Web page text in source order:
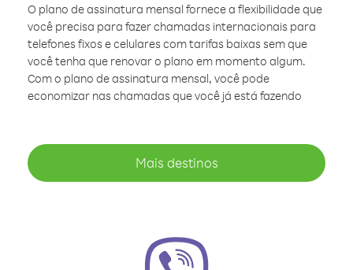
O plano de assinatura mensal fornece a flexibilidade que
você precisa para fazer chamadas internacionais para
telefones fixos e celulares com tarifas baixas sem que
você tenha que renovar o plano em momento algum.
Com o plano de assinatura mensal, você pode
economizar nas chamadas que você já está fazendo
Mais destinos